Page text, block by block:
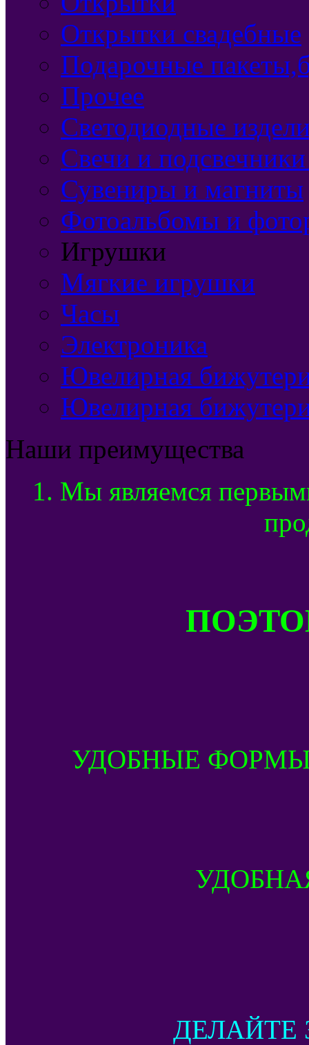
Открытки свадебные
Подарочные
Прочее
Светодиодные
Свечи и
Сувениры и магниты
Фотоальбомы и
Игрушки
Мягкие игрушки
Часы
Электроника
Ювелирная
Ювелирная
Наши преимущества
1. Мы являемся
УДОБНЫЕ
ДЕЛАЙТЕ